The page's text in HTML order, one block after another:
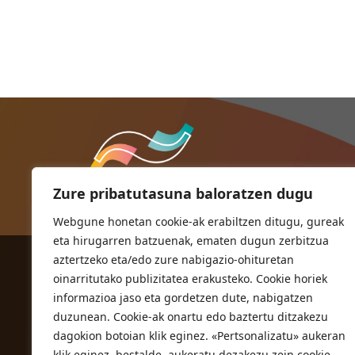
Zure pribatutasuna baloratzen dugu
Webgune honetan cookie-ak erabiltzen ditugu, gureak
eta hirugarren batzuenak, ematen dugun zerbitzua
aztertzeko eta/edo zure nabigazio-ohituretan
oinarritutako publizitatea erakusteko. Cookie horiek
informazioa jaso eta gordetzen dute, nabigatzen
duzunean. Cookie-ak onartu edo baztertu ditzakezu
dagokion botoian klik eginez. «Pertsonalizatu» aukeran
ORIOKO UDALA
Herriko plaza,1
20810 Orio (Gipuzkoa)
T. 943 83 03 46